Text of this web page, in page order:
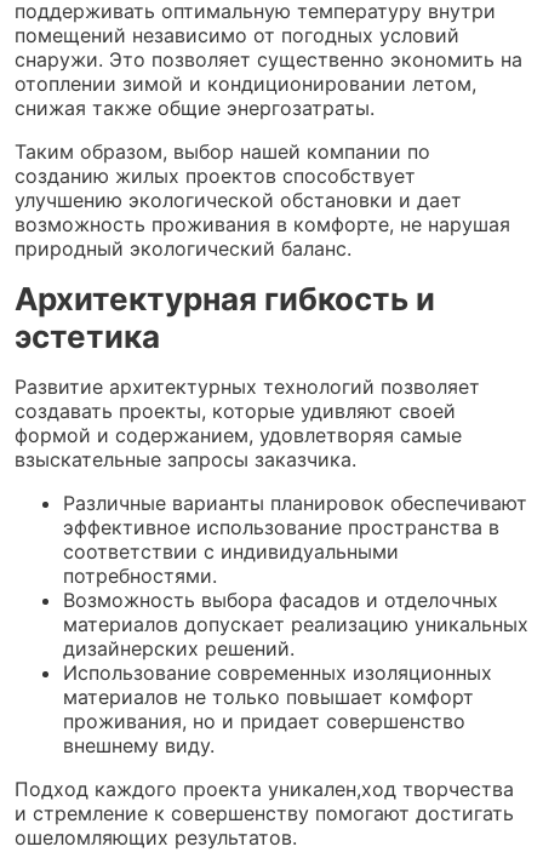
поддерживать оптимальную температуру внутри
помещений независимо от погодных условий
снаружи. Это позволяет существенно экономить на
отоплении зимой и кондиционировании летом,
снижая также общие энергозатраты.
Таким образом, выбор нашей компании по
созданию жилых проектов способствует
улучшению экологической обстановки и дает
возможность проживания в комфорте, не нарушая
природный экологический баланс.
Архитектурная гибкость и
эстетика
Развитие архитектурных технологий позволяет
создавать проекты, которые удивляют своей
формой и содержанием, удовлетворяя самые
взыскательные запросы заказчика.
Различные варианты планировок обеспечивают
эффективное использование пространства в
соответствии с индивидуальными
потребностями.
Возможность выбора фасадов и отделочных
материалов допускает реализацию уникальных
дизайнерских решений.
Использование современных изоляционных
материалов не только повышает комфорт
проживания, но и придает совершенство
внешнему виду.
Подход каждого проекта уникален,ход творчества
и стремление к совершенству помогают достигать
ошеломляющих результатов.